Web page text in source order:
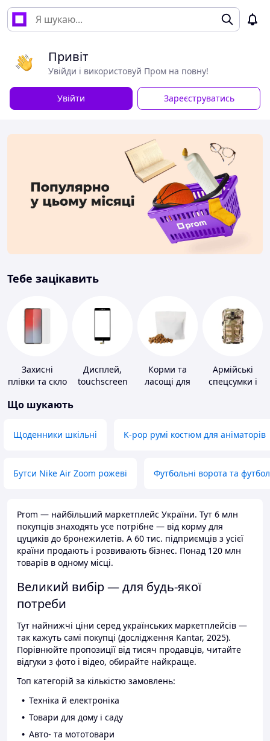
Привіт
Увійди і використовуй Пром на повну!
Увійти Зареєструватись
Тебе зацікавить
Захисні
плівки та скло
портативних
Дисплей,
touchscreen
Корми та
ласощі для
Армійські
спецсумки і
Що шукають
Щоденники шкільні K-pop румі костюм для аніматорів
Бутси Nike Air Zoom рожеві Футбольні ворота та
Prom — найбільший маркетплейс України. Тут 6 млн
покупців знаходять усе потрібне — від корму для
цуциків до бронежилетів. А 60 тис. підприємців з усієї
країни продають і розвивають бізнес. Понад 120 млн
товарів в одному місці.
Великий вибір — для будь-якої
потреби
Тут найнижчі ціни серед українських маркетплейсів —
так кажуть самі покупці (дослідження Kantar, 2025).
Порівнюйте пропозиції від тисяч продавців, читайте
відгуки з фото і відео, обирайте найкраще.
Топ категорій за кількістю замовлень:
Техніка й електроніка
Товари для дому і саду
Авто- та мототовари